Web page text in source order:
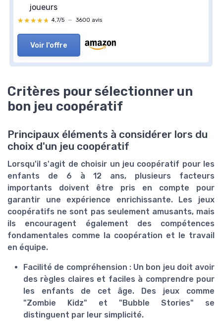
joueurs
★★★★★
★★★★★ 4,7/5 — 3600 avis
Voir l'offre
Critères pour sélectionner un
bon jeu coopératif
Principaux éléments à considérer lors du
choix d'un jeu coopératif
Lorsqu'il s'agit de choisir un jeu coopératif pour les
enfants de 6 à 12 ans, plusieurs facteurs
importants doivent être pris en compte pour
garantir une expérience enrichissante. Les jeux
coopératifs ne sont pas seulement amusants, mais
ils encouragent également des compétences
fondamentales comme la coopération et le travail
en équipe.
Facilité de compréhension :Un bon jeu doit avoir
des règles claires et faciles à comprendre pour
les enfants de cet âge. Des jeux comme
"Zombie Kidz" et "Bubble Stories" se
distinguent par leur simplicité.